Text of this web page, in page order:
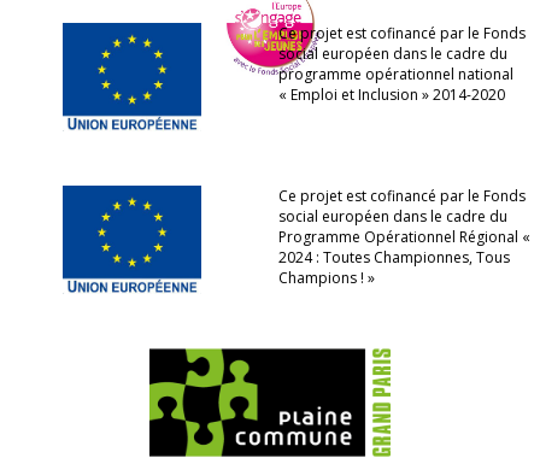
Ce projet est cofinancé par le Fonds
social européen dans le cadre du
programme opérationnel national
« Emploi et Inclusion » 2014-2020
Ce projet est cofinancé par le Fonds
social européen dans le cadre du
Programme Opérationnel Régional «
2024 : Toutes Championnes, Tous
Champions ! »